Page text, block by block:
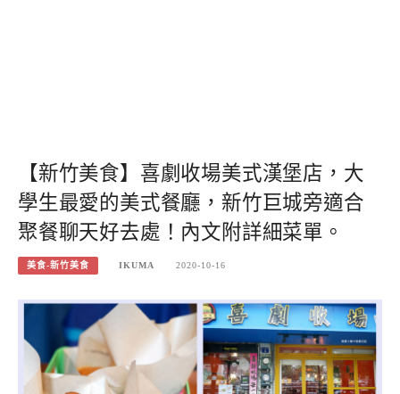
【新竹美食】喜劇收場美式漢堡店，大
學生最愛的美式餐廳，新竹巨城旁適合
聚餐聊天好去處！內文附詳細菜單。
美食-新竹美食 IKUMA 2020-10-16